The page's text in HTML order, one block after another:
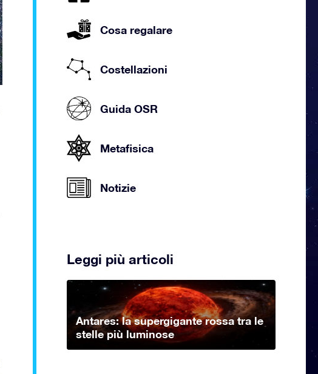
Cosa regalare
Costellazioni
Guida OSR
Metafisica
Notizie
Leggi più articoli
Antares: la supergigante rossa tra le
stelle più luminose